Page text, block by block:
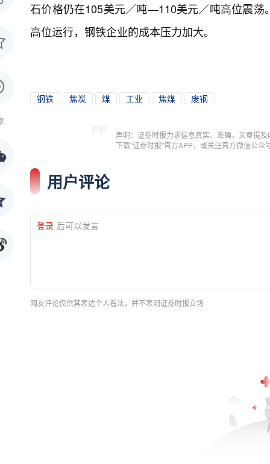
石价格仍在105美元／吨—110美元／吨高位震
高位运行，钢铁企业的成本压力加大。
钢铁 焦炭 煤 工业 焦煤 废钢
声明：证券时报力求信息真实、准确，文章提
下载"证券时报"官方APP，或关注官方微信公
用户评论
登录 后可以发言
网友评论仅供其表达个人看法，并不表明证券时报立场